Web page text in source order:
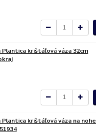
Plantica krištáľová váza 32cm
Plantica krištáľová váza na nohe